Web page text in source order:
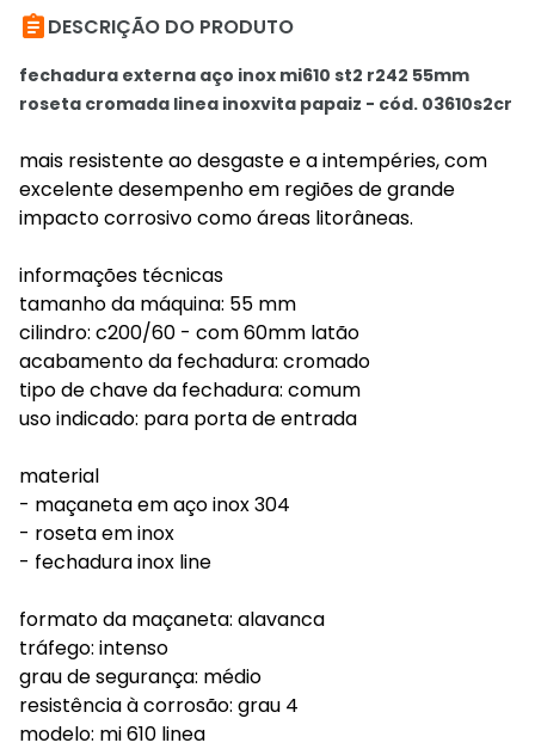
DESCRIÇÃO DO PRODUTO
fechadura externa aço inox mi610 st2 r242 55mm
roseta cromada linea inoxvita papaiz - cód. 03610s2cr
mais resistente ao desgaste e a intempéries, com
excelente desempenho em regiões de grande
impacto corrosivo como áreas litorâneas.
informações técnicas
tamanho da máquina: 55 mm
cilindro: c200/60 - com 60mm latão
acabamento da fechadura: cromado
tipo de chave da fechadura: comum
uso indicado: para porta de entrada
material
- maçaneta em aço inox 304
- roseta em inox
- fechadura inox line
formato da maçaneta: alavanca
tráfego: intenso
grau de segurança: médio
resistência à corrosão: grau 4
modelo: mi 610 linea